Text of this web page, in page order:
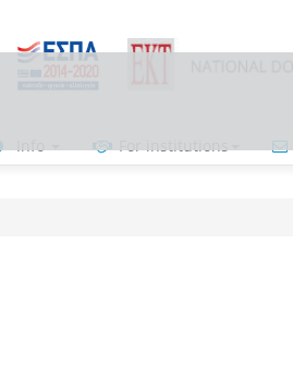
Info For institutions